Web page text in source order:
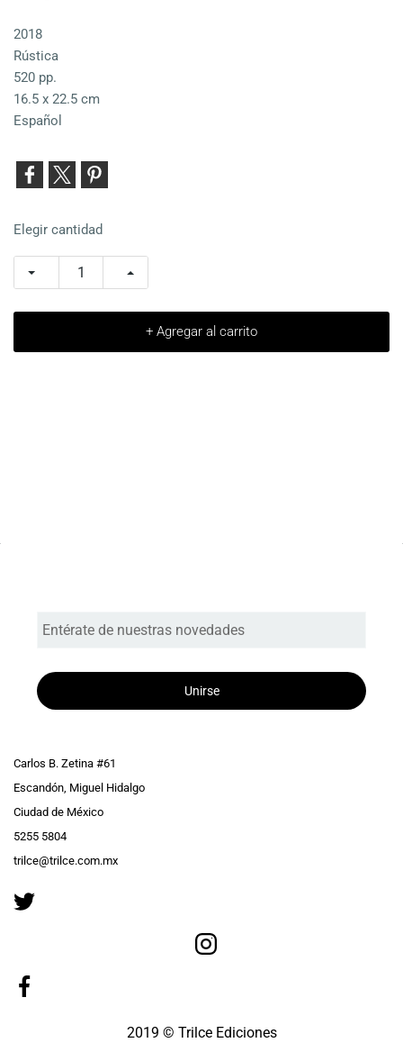
2018
Rústica
520 pp.
16.5 x 22.5 cm
Español
Elegir cantidad
+ Agregar al carrito
Unirse
Carlos B. Zetina #61
Escandón, Miguel Hidalgo
Ciudad de México
5255 5804
trilce@trilce.com.mx
2019 © Trilce Ediciones